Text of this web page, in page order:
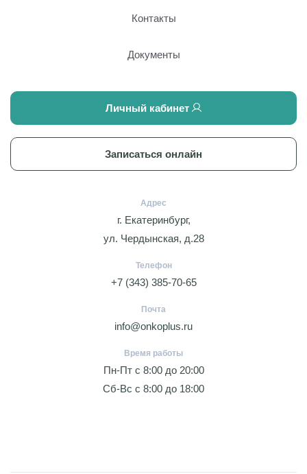
Контакты
Документы
Личный кабинет
Записаться онлайн
Адрес
г. Екатеринбург,
ул. Чердынская, д.28
Телефон
+7 (343) 385-70-65
Почта
info@onkoplus.ru
Время работы
Пн-Пт с 8:00 до 20:00
Сб-Вс с 8:00 до 18:00